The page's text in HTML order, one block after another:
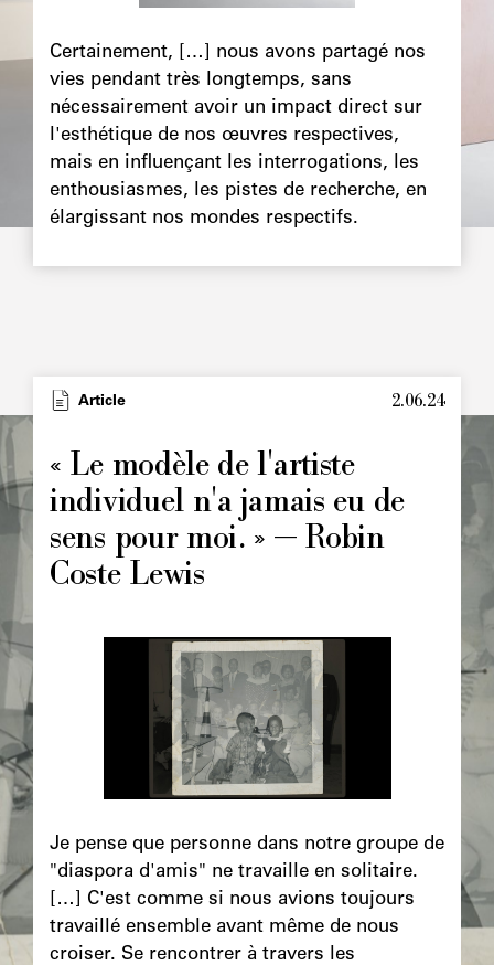
Certainement, […] nous avons partagé nos
vies pendant très longtemps, sans
nécessairement avoir un impact direct sur
l'esthétique de nos œuvres respectives,
mais en influençant les interrogations, les
enthousiasmes, les pistes de recherche, en
élargissant nos mondes respectifs.
TypeArticle 2.06.24
« Le modèle de l'artiste
individuel n'a jamais eu de
sens pour moi. » — Robin
Coste Lewis
Image
principale
Je pense que personne dans notre groupe de
"diaspora d'amis" ne travaille en solitaire.
[…] C'est comme si nous avions toujours
travaillé ensemble avant même de nous
croiser. Se rencontrer à travers les